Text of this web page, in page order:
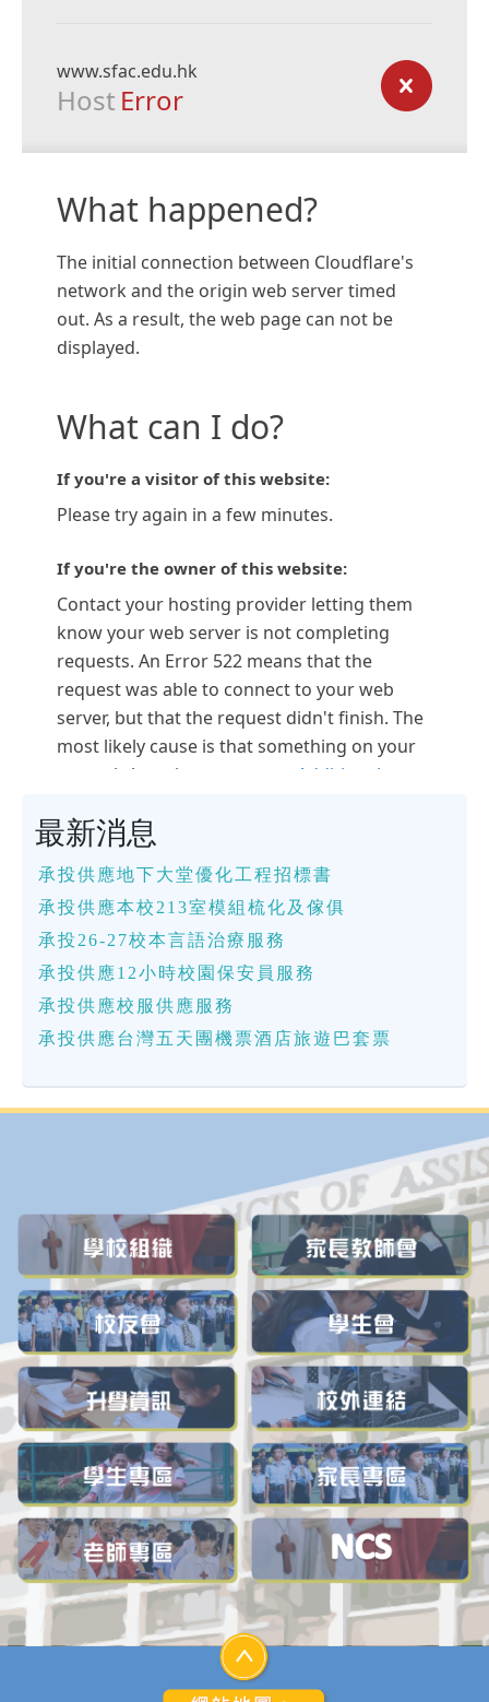
最新消息
承投供應地下大堂優化工程招標書
承投供應本校213室模組梳化及傢俱
承投26-27校本言語治療服務
承投供應12小時校園保安員服務
承投供應校服供應服務
承投供應台灣五天團機票酒店旅遊巴套票